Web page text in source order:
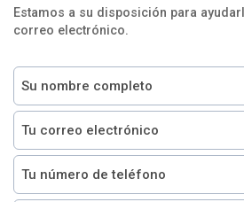
Estamos a su disposición para
correo electrónico.